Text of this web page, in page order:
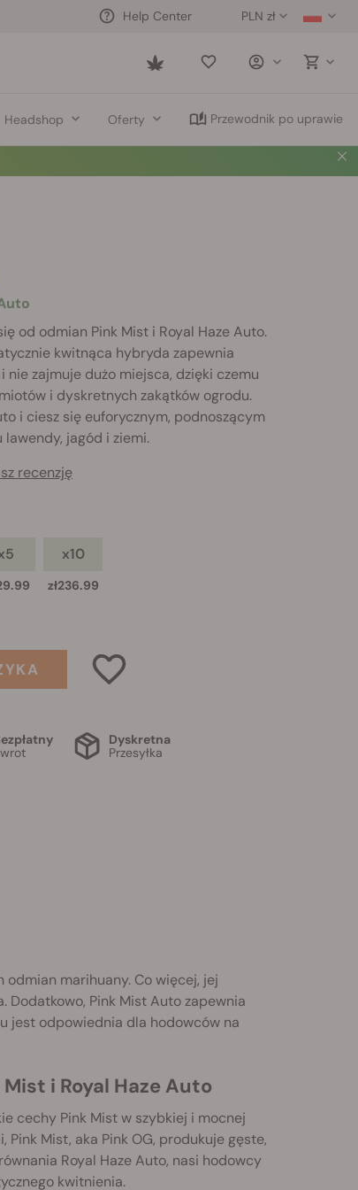
PLN zł
Help Center
Saved
Headshop Oferty Przewodnik po uprawie
od odmian Pink Mist i Royal Haze Auto.
kwitnąca hybryda zapewnia
zajmuje dużo miejsca, dzięki czemu
i dyskretnych zakątków ogrodu.
i ciesz się euforycznym, podnoszącym
jagód i ziemi.
recenzję
x10
zł236.99
Dyskretna
Przesyłka
marihuany. Co więcej, jej
Dodatkowo, Pink Mist Auto zapewnia
jest odpowiednia dla hodowców na
i Royal Haze Auto
cechy Pink Mist w szybkiej i mocnej
Mist, aka Pink OG, produkuje gęste,
Royal Haze Auto, nasi hodowcy
kwitnienia.